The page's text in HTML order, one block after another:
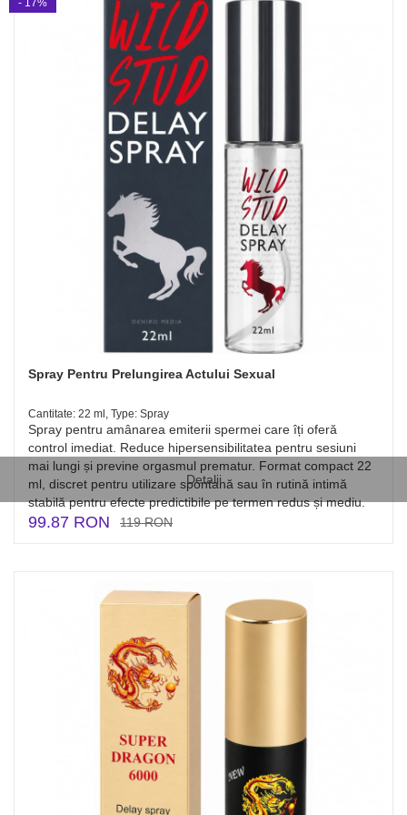
Detalii
Spray Pentru Prelungirea Actului Sexual
Cantitate: 22 ml, Type: Spray
Spray pentru amânarea emiterii spermei care îți oferă
control imediat. Reduce hipersensibilitatea pentru sesiuni
mai lungi și previne orgasmul prematur. Format compact 22
ml, discret pentru utilizare spontană sau în rutină intimă
stabilă pentru efecte predictibile pe termen redus și mediu.
99.87 RON 119 RON
- 17%